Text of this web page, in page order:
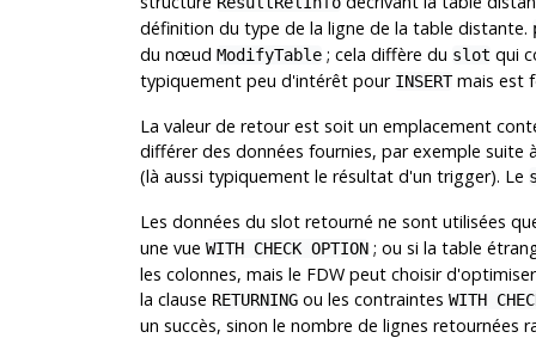
définition du type de la ligne de la table distante.
du nœud ModifyTable; cela diffère du slot qui
typiquement peu d'intérêt pour INSERTmais est
La valeur de retour est soit un emplacement
différer des données fournies, par exemple suite
(là aussi typiquement le résultat d'un trigger). Le
Les données du slot retourné ne sont utilisées
une vue WITH CHECK OPTION; ou si la table
les colonnes, mais le FDW peut choisir
la clause RETURNINGou les contraintes WITH
un succès, sinon le nombre de lignes retournées